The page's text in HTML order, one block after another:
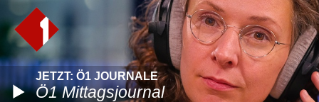
JETZT: Ö1 JOURNALE
Ö1 Mittagsjournal